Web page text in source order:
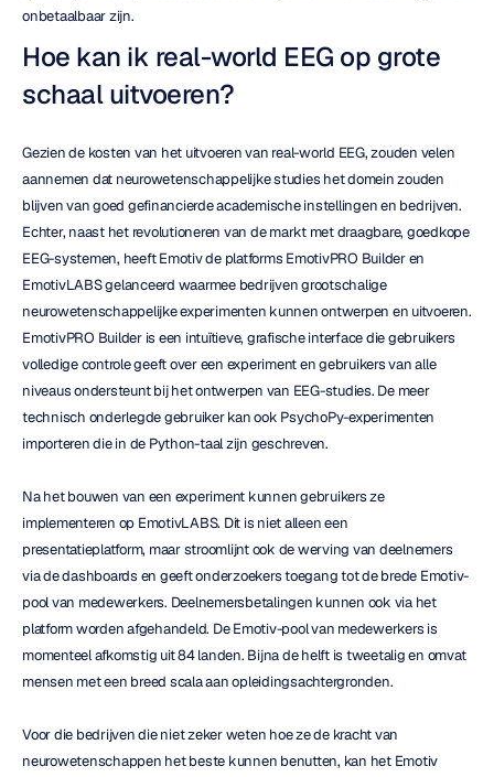
onbetaalbaar zijn.
Hoe kan ik real-world EEG op grote
schaal uitvoeren?
Gezien de kosten van het uitvoeren van real-world EEG, zouden velen
aannemen dat neurowetenschappelijke studies het domein zouden
blijven van goed gefinancierde academische instellingen en bedrijven.
Echter, naast het revolutioneren van de markt met draagbare, goedkope
EEG-systemen, heeft Emotiv de platforms EmotivPRO Builder en
EmotivLABS gelanceerd waarmee bedrijven grootschalige
neurowetenschappelijke experimenten kunnen ontwerpen en uitvoeren.
EmotivPRO Builder is een intuïtieve, grafische interface die gebruikers
volledige controle geeft over een experiment en gebruikers van alle
niveaus ondersteunt bij het ontwerpen van EEG-studies. De meer
technisch onderlegde gebruiker kan ook PsychoPy-experimenten
importeren die in de Python-taal zijn geschreven.
Na het bouwen van een experiment kunnen gebruikers ze
implementeren op EmotivLABS. Dit is niet alleen een
presentatieplatform, maar stroomlijnt ook de werving van deelnemers
via de dashboards en geeft onderzoekers toegang tot de brede Emotiv-
pool van medewerkers. Deelnemersbetalingen kunnen ook via het
platform worden afgehandeld. De Emotiv-pool van medewerkers is
momenteel afkomstig uit 84 landen. Bijna de helft is tweetalig en omvat
mensen met een breed scala aan opleidingsachtergronden.
Voor die bedrijven die niet zeker weten hoe ze de kracht van
neurowetenschappen het beste kunnen benutten, kan het Emotiv